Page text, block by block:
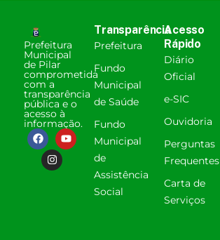
Prefeitura
Municipal
de Pilar
comprometida
com a
transparência
pública e o
acesso à
informação.
Transparência
Prefeitura
Fundo
Municipal
de Saúde
Fundo
Municipal
de
Assistência
Social
Acesso
Rápido
Diário
Oficial
e-SIC
Ouvidoria
Perguntas
Frequentes
Carta de
Serviços